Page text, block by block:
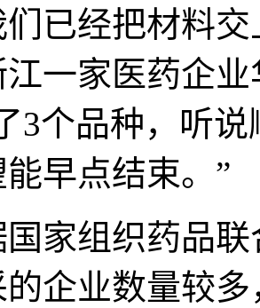
已经把材料
一家医药企
3个品种，听
早点结束。”
组织药品联
企业数量较